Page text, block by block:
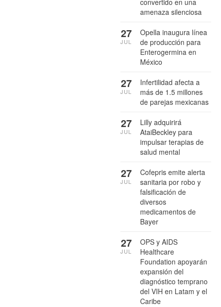
convertido en una
amenaza silenciosa
Opella inaugura línea
de producción para
Enterogermina en
México
27
JUL
Infertilidad afecta a
más de 1.5 millones
de parejas mexicanas
27
JUL
Lilly adquirirá
AtaiBeckley para
impulsar terapias de
salud mental
27
JUL
Cofepris emite alerta
sanitaria por robo y
falsificación de
diversos
medicamentos de
Bayer
27
JUL
OPS y AIDS
Healthcare
Foundation apoyarán
expansión del
diagnóstico temprano
del VIH en Latam y el
Caribe
27
JUL